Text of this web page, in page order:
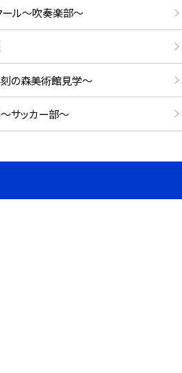
ル～吹奏楽部～
の森美術館見学～
サッカー部～